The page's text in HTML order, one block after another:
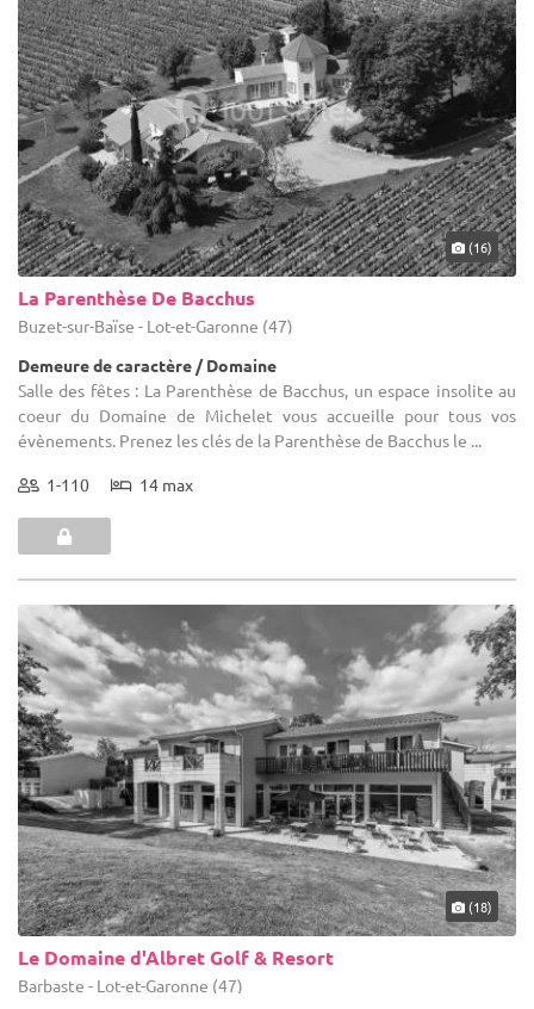
(16)
La Parenthèse De Bacchus
Buzet-sur-Baïse - Lot-et-Garonne (47)
Demeure de caractère / Domaine
Salle des fêtes : La Parenthèse de Bacchus, un espace insolite au
coeur du Domaine de Michelet vous accueille pour tous vos
évènements. Prenez les clés de la Parenthèse de Bacchus le ...
1-110 14 max
(18)
Le Domaine d'Albret Golf & Resort
Barbaste - Lot-et-Garonne (47)